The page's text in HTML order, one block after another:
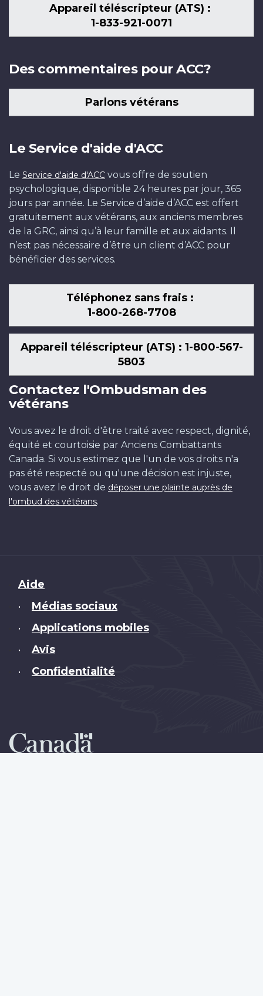
Appareil téléscripteur (ATS) :
1-833-921-0071
Des commentaires pour ACC?
Parlons vétérans
Le Service d'aide d'ACC
Le Service d'aide d'ACC vous offre de soutien
psychologique, disponible 24 heures par jour, 365
jours par année. Le Service d’aide d’ACC est offert
gratuitement aux vétérans, aux anciens membres
de la GRC, ainsi qu’à leur famille et aux aidants. Il
n’est pas nécessaire d’être un client d’ACC pour
bénéficier des services.
Téléphonez sans frais :
1-800-268-7708
Appareil téléscripteur (ATS) : 1-800-567-
5803
Contactez l'Ombudsman des
vétérans
Vous avez le droit d'être traité avec respect, dignité,
équité et courtoisie par Anciens Combattants
Canada. Si vous estimez que l'un de vos droits n'a
pas été respecté ou qu'une décision est injuste,
vous avez le droit de déposer une plainte auprès de
l'ombud des vétérans.
Brand
Aide
• Médias sociaux
• Applications mobiles
• Avis
• Confidentialité